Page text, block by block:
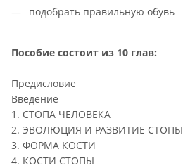
подобрать правильную обувь
Пособие состоит из 10 глав:
Предисловие
Введение
1. СТОПА ЧЕЛОВЕКА
2. ЭВОЛЮЦИЯ И РАЗВИТИЕ СТОПЫ
3. ФОРМА КОСТИ
4. КОСТИ СТОПЫ